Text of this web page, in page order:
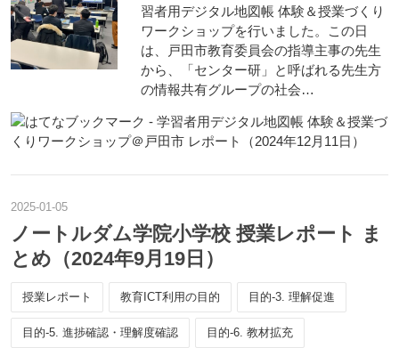
習者用デジタル地図帳 体験＆授業づくり
ワークショップを行いました。この日
は、戸田市教育委員会の指導主事の先生
から、「センター研」と呼ばれる先生方
の情報共有グループの社会…
2025-01-05
ノートルダム学院小学校 授業レポート ま
とめ（2024年9月19日）
授業レポート 教育ICT利用の目的 目的-3. 理解促進
目的-5. 進捗確認・理解度確認 目的-6. 教材拡充